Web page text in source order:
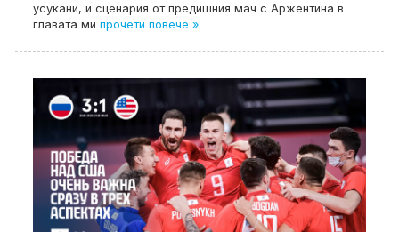
усукани, и сценария от предишния мач с Аржентина в
главата ми прочети повече »